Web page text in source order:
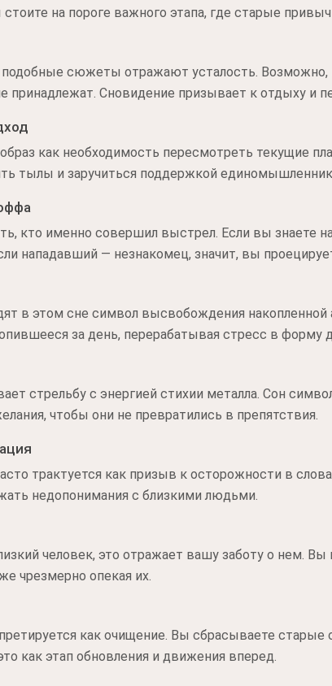
на пороге важного этапа, где старые
подобные сюжеты отражают усталость.
принадлежат. Сновидение призывает к отдыху и
как необходимость пересмотреть текущие
тылы и заручиться поддержкой
кто именно совершил выстрел. Если вы знаете
нападавший — незнакомец, значит, вы
в этом сне символ высвобождения накопленной
за день, перерабатывая стресс в форму
стрельбу с энергией стихии металла. Сон
чтобы они не превратились в препятствия.
трактуется как призыв к осторожности в
недопонимания с близкими людьми.
человек, это отражает вашу заботу о нем.
чрезмерно опекая их.
как очищение. Вы сбрасываете
как этап обновления и движения вперед.